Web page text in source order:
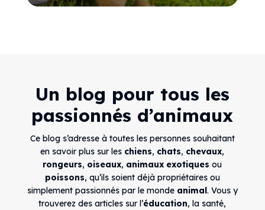
Un blog pour tous les
passionnés d’animaux
Ce blog s’adresse à toutes les personnes souhaitant
en savoir plus sur les chiens, chats, chevaux,
rongeurs, oiseaux, animaux exotiques ou
poissons, qu’ils soient déjà propriétaires ou
simplement passionnés par le monde animal. Vous y
trouverez des articles sur l’éducation, la santé,